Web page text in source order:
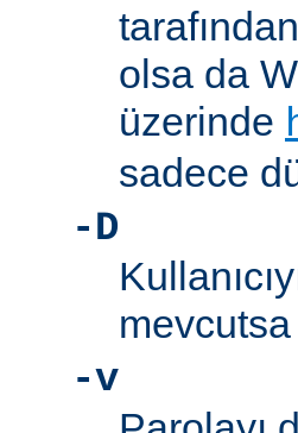
olsa da
üzerinde
sadece
-D
-v